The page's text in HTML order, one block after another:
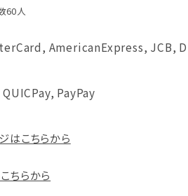
60人
AmericanExpress, JCB,
PayPay
はこちらから
ちらから